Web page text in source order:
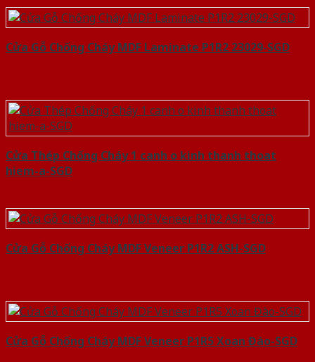
Cửa Gỗ Chống Cháy MDF Laminate P1R2 23029-SGD
Cửa Thép Chống Cháy 1 canh o kinh thanh thoat
hiem-a-SGD
Cửa Gỗ Chống Cháy MDF Veneer P1R2 ASH-SGD
Cửa Gỗ Chống Cháy MDF Veneer P1R5 Xoan Đào-SGD